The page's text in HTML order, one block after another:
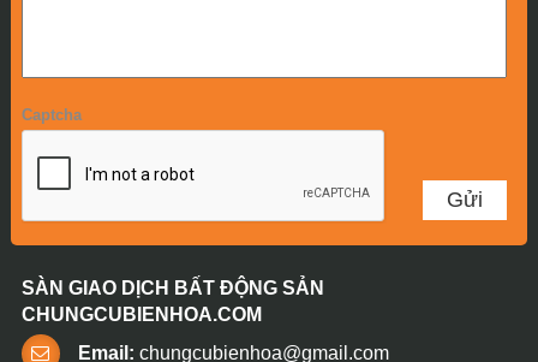
Captcha
SÀN GIAO DỊCH BẤT ĐỘNG SẢN
CHUNGCUBIENHOA.COM
Email: chungcubienhoa@gmail.com